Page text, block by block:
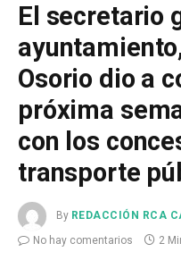
El secretario
Osorio dio a
próxima
con los
transporte
By REDACCIÓN RCA
No hay comentarios
2